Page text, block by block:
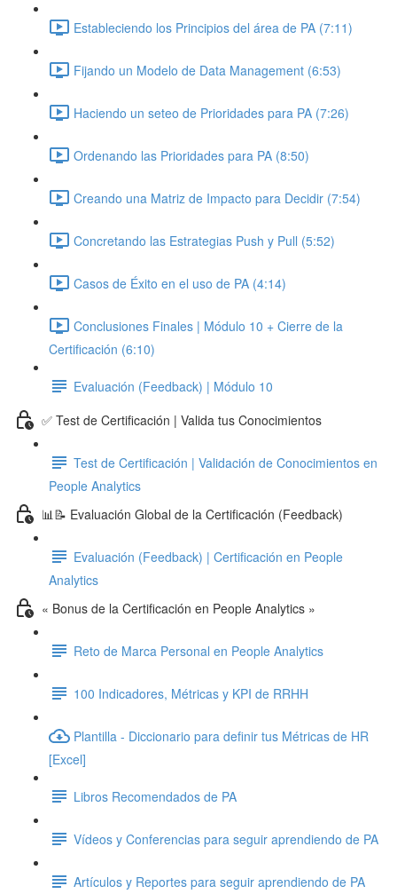
Estableciendo los Principios del área de PA (7:11)
Fijando un Modelo de Data Management (6:53)
Haciendo un seteo de Prioridades para PA (7:26)
Ordenando las Prioridades para PA (8:50)
Creando una Matriz de Impacto para Decidir (7:54)
Concretando las Estrategias Push y Pull (5:52)
Casos de Éxito en el uso de PA (4:14)
Conclusiones Finales | Módulo 10 + Cierre de la
Certificación (6:10)
Evaluación (Feedback) | Módulo 10
✅ Test de Certificación | Valida tus Conocimientos
Test de Certificación | Validación de Conocimientos en
People Analytics
📊📝 Evaluación Global de la Certificación (Feedback)
Evaluación (Feedback) | Certificación en People
Analytics
« Bonus de la Certificación en People Analytics »
Reto de Marca Personal en People Analytics
100 Indicadores, Métricas y KPI de RRHH
Plantilla - Diccionario para definir tus Métricas de HR
[Excel]
Libros Recomendados de PA
Vídeos y Conferencias para seguir aprendiendo de PA
Artículos y Reportes para seguir aprendiendo de PA